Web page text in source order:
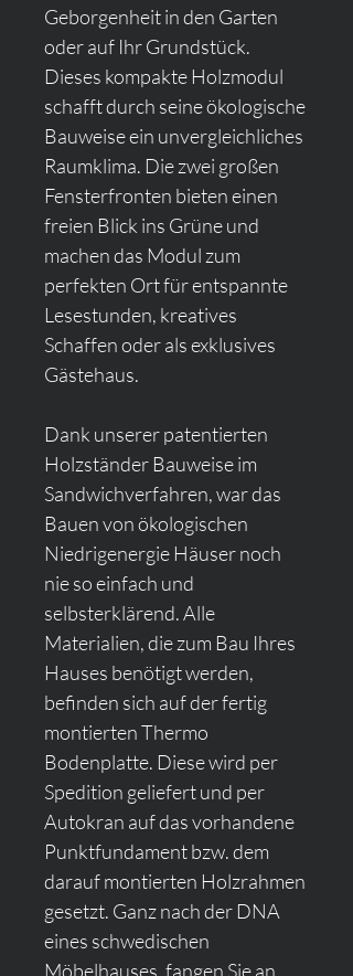
Geborgenheit in den Garten
oder auf Ihr Grundstück.
Dieses kompakte Holzmodul
schafft durch seine ökologische
Bauweise ein unvergleichliches
Raumklima. Die zwei großen
Fensterfronten bieten einen
freien Blick ins Grüne und
machen das Modul zum
perfekten Ort für entspannte
Lesestunden, kreatives
Schaffen oder als exklusives
Gästehaus.
Dank unserer patentierten
Holzständer Bauweise im
Sandwichverfahren, war das
Bauen von ökologischen
Niedrigenergie Häuser noch
nie so einfach und
selbsterklärend. Alle
Materialien, die zum Bau Ihres
Hauses benötigt werden,
befinden sich auf der fertig
montierten Thermo
Bodenplatte. Diese wird per
Spedition geliefert und per
Autokran auf das vorhandene
Punktfundament bzw. dem
darauf montierten Holzrahmen
gesetzt. Ganz nach der DNA
eines schwedischen
Möbelhauses, fangen Sie an